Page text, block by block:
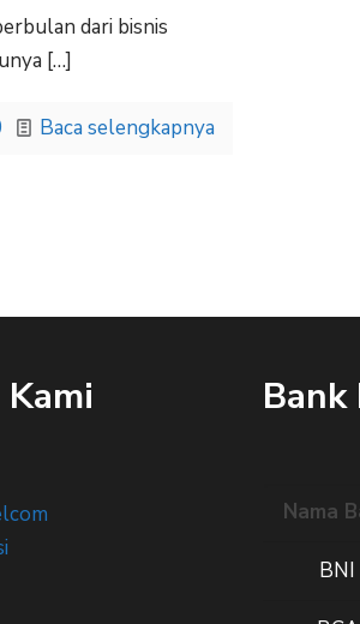
dari bisnis
[…]
Baca selengkapnya
Nama
BNI